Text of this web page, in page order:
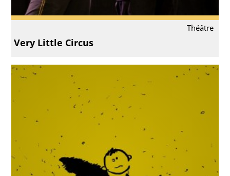
Théâtre
Very Little Circus